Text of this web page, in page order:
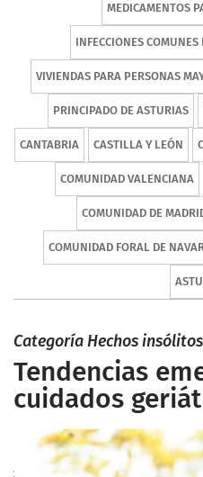
MEDICAMENTOS
INFECCIONES
VIVIENDAS PARA PERSONAS
PRINCIPADO DE ASTURIAS
CANTABRIA CASTILLA Y LEÓN
COMUNIDAD VALENCIANA
COMUNIDAD DE
COMUNIDAD FORAL DE
Categoría Hechos insólitos
Tendencias
cuidados